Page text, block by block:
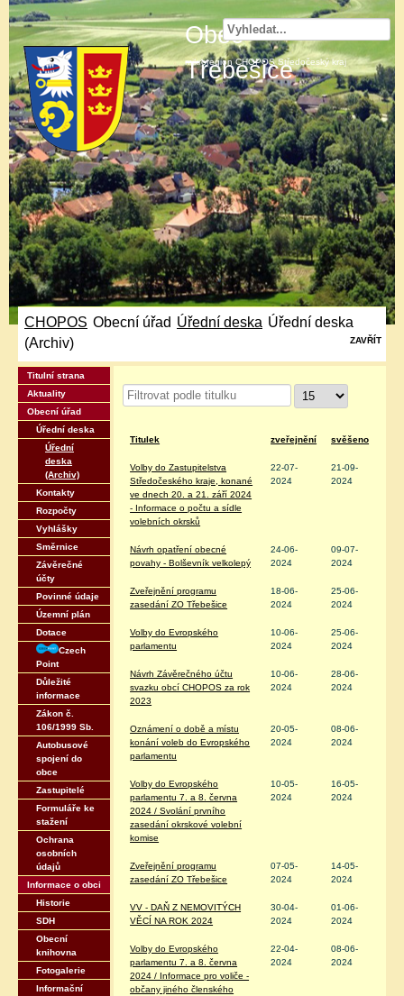
Obec
Třebešice
mikroregion CHOPOS Středočeský kraj
CHOPOS Obecní úřad Úřední deska Úřední deska
(Archiv)
Titulní strana
Aktuality
Obecní úřad
Úřední deska
Úřední
deska
(Archiv)
Kontakty
Rozpočty
Vyhlášky
Směrnice
Závěrečné
účty
Povinné údaje
Územní plán
Dotace
Czech
Point
Důležité
informace
Zákon č.
106/1999 Sb.
Autobusové
spojení do
obce
Zastupitelé
Formuláře ke
stažení
Ochrana
osobních
údajů
Informace o obci
Historie
SDH
Obecní
knihovna
Fotogalerie
Informační
Filtrovat
podle
Titulek
zveřejnění svěšeno
Volby do Zastupitelstva
Středočeského kraje, konané
ve dnech 20. a 21. září 2024
- Informace o počtu a sídle
volebních okrsků
22-07-
2024
21-09-
2024
Návrh opatření obecné
povahy - Bolševník velkolepý
24-06-
2024
09-07-
2024
Zveřejnění programu
zasedání ZO Třebešice
18-06-
2024
25-06-
2024
Volby do Evropského
parlamentu
10-06-
2024
25-06-
2024
Návrh Závěrečného účtu
svazku obcí CHOPOS za rok
2023
10-06-
2024
28-06-
2024
Oznámení o době a místu
konání voleb do Evropského
parlamentu
20-05-
2024
08-06-
2024
Volby do Evropského
parlamentu 7. a 8. června
2024 / Svolání prvního
zasedání okrskové volební
komise
10-05-
2024
16-05-
2024
Zveřejnění programu
zasedání ZO Třebešice
07-05-
2024
14-05-
2024
VV - DAŇ Z NEMOVITÝCH
VĚCÍ NA ROK 2024
30-04-
2024
01-06-
2024
Volby do Evropského
parlamentu 7. a 8. června
2024 / Informace pro voliče -
občany jiného členského
22-04-
2024
08-06-
2024
ZAVŘÍT